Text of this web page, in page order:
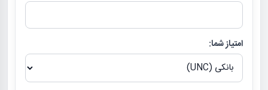
امتیاز شما: